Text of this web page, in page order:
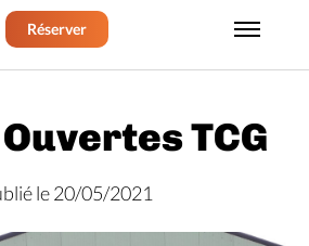
Réserver
TCG
le 20/05/2021